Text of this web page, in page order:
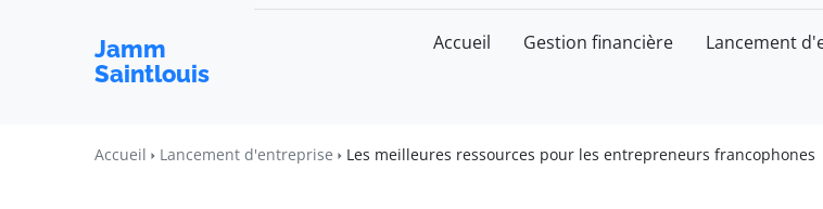
Jamm
Saintlouis
Accueil Gestion financière Lancement
Accueil Lancement d'entreprise Les meilleures ressources pour les entrepreneurs francophones